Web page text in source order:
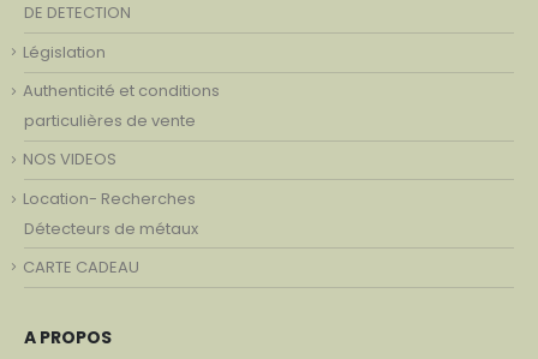
DE DETECTION
Législation
Authenticité et conditions
particulières de vente
NOS VIDEOS
Location- Recherches
Détecteurs de métaux
CARTE CADEAU
A PROPOS